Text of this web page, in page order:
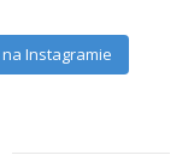
Instagramie